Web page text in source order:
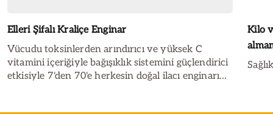
Elleri Şifalı Kraliçe Enginar
Vücudu toksinlerden arındırıcı ve yüksek C
vitamini içeriğiyle bağışıklık sistemini güçlendirici
etkisiyle 7'den 70'e herkesin doğal ilacı enginarın
Kilo